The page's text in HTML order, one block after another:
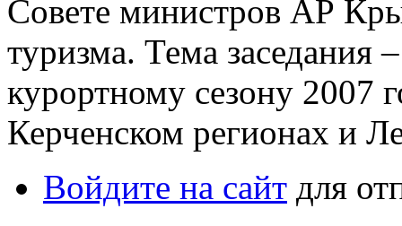
Совете министров АР
туризма. Тема заседания
курортному сезону 2007
Керченском регионах и
Войдите на сайт для